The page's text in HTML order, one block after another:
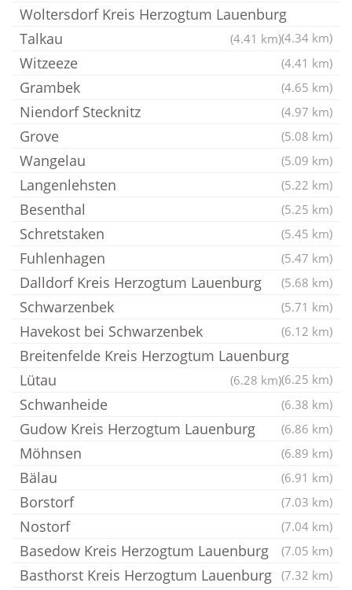
Woltersdorf Kreis Herzogtum Lauenburg
(4.34 km)
Talkau (4.41 km)
Witzeeze (4.41 km)
Grambek (4.65 km)
Niendorf Stecknitz (4.97 km)
Grove (5.08 km)
Wangelau (5.09 km)
Langenlehsten (5.22 km)
Besenthal (5.25 km)
Schretstaken (5.45 km)
Fuhlenhagen (5.47 km)
Dalldorf Kreis Herzogtum Lauenburg (5.68 km)
Schwarzenbek (5.71 km)
Havekost bei Schwarzenbek (6.12 km)
Breitenfelde Kreis Herzogtum Lauenburg
(6.25 km)
Lütau (6.28 km)
Schwanheide (6.38 km)
Gudow Kreis Herzogtum Lauenburg (6.86 km)
Möhnsen (6.89 km)
Bälau (6.91 km)
Borstorf (7.03 km)
Nostorf (7.04 km)
Basedow Kreis Herzogtum Lauenburg (7.05 km)
Basthorst Kreis Herzogtum Lauenburg (7.32 km)